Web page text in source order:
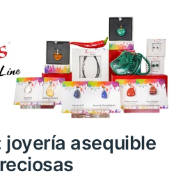
joyería asequible